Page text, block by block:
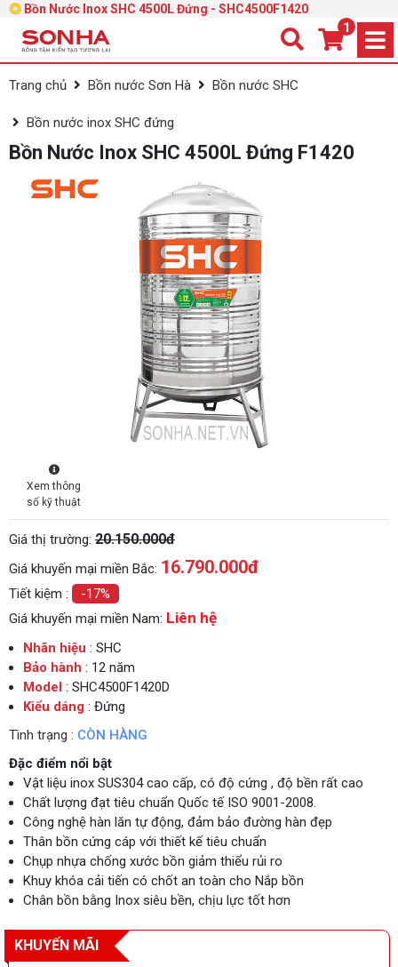
Bồn Nước Inox SHC 4500L Đứng - SHC4500F1420
1
Trang chủ Bồn nước Sơn Hà Bồn nước SHC
Bồn nước inox SHC đứng
Bồn Nước Inox SHC 4500L Đứng F1420
Xem thông
số kỹ thuật
Giá thị trường: 20.150.000đ
Giá khuyến mại miền Bắc: 16.790.000đ
Tiết kiệm :
-17%
Giá khuyến mại miền Nam: Liên hệ
Nhãn hiệu : SHC
Bảo hành : 12 năm
Model : SHC4500F1420D
Kiểu dáng : Đứng
Tình trạng : CÒN HÀNG
Đặc điểm nổi bật
Vật liệu inox SUS304 cao cấp, có độ cứng , độ bền rất cao
Chất lượng đạt tiêu chuẩn Quốc tế ISO 9001-2008.
Công nghệ hàn lăn tự động, đảm bảo đường hàn đẹp
Thân bồn cứng cáp với thiết kế tiêu chuẩn
Chụp nhựa chống xước bồn giảm thiểu rủi ro
Khuy khóa cải tiến có chốt an toàn cho Nắp bồn
Chân bồn bằng Inox siêu bền, chịu lực tốt hơn
KHUYẾN MÃI